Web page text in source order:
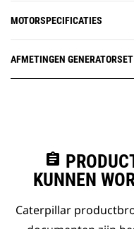
MOTORSPECIFICATIES
AFMETINGEN GENERATORSET
assignment
KUNNEN
Caterpillar